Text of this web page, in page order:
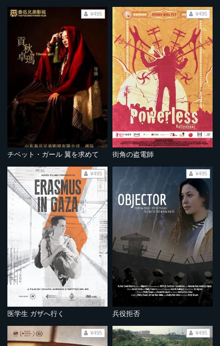
チベット・ガール 翼を求めて
¥495
街角の盗電師
¥495
医学生 ガザへ行く
¥495
兵役拒否
¥495
¥495 ¥495